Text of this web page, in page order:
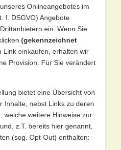
Onlineangebotes im
f. DSGVO) Angebote
ein. Wenn Sie
(gekennzeichnet
Link einkaufen, erhalten wir
Provision. Für Sie verändert
bietet eine Übersicht von
Inhalte, nebst Links zu deren
welche weitere Hinweise zur
z.T. bereits hier genannt,
(sog. Opt-Out) enthalten: